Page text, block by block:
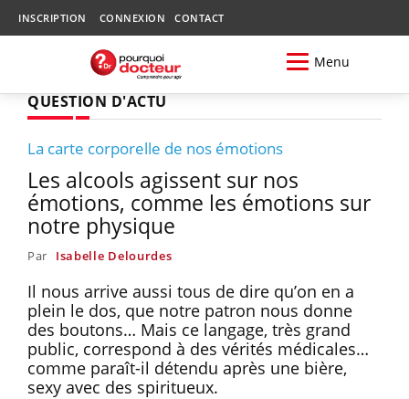
INSCRIPTION CONNEXION CONTACT
Menu
QUESTION D'ACTU
La carte corporelle de nos émotions
Les alcools agissent sur nos
émotions, comme les émotions sur
notre physique
Par Isabelle Delourdes
Il nous arrive aussi tous de dire qu’on en a
plein le dos, que notre patron nous donne
des boutons… Mais ce langage, très grand
public, correspond à des vérités médicales…
comme paraît-il détendu après une bière,
sexy avec des spiritueux.